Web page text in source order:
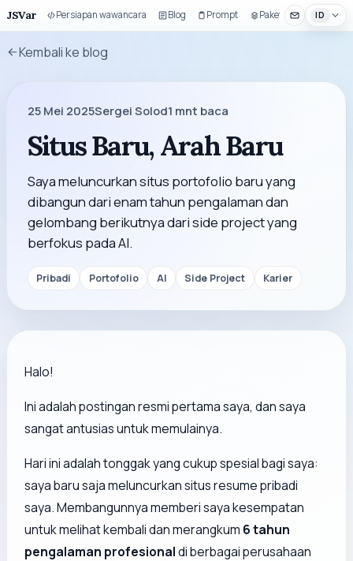
JSVar Persiapan wawancara Blog Prompt Paket UI ID
Kembali ke blog
25 Mei 2025Sergei Solod1 mnt baca
Situs Baru, Arah Baru
Saya meluncurkan situs portofolio baru yang
dibangun dari enam tahun pengalaman dan
gelombang berikutnya dari side project yang
berfokus pada AI.
Pribadi Portofolio AI Side Project Karier
Halo!
Ini adalah postingan resmi pertama saya, dan saya
sangat antusias untuk memulainya.
Hari ini adalah tonggak yang cukup spesial bagi saya:
saya baru saja meluncurkan situs resume pribadi
saya. Membangunnya memberi saya kesempatan
untuk melihat kembali dan merangkum 6 tahun
pengalaman profesionaldi berbagai perusahaan